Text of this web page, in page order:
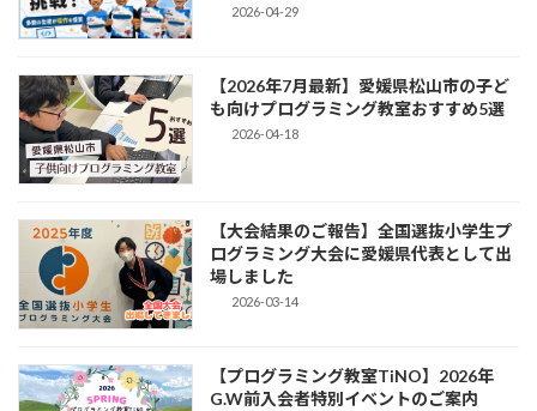
2026-04-29
【2026年7月最新】愛媛県松山市の子ど
も向けプログラミング教室おすすめ5選
2026-04-18
【大会結果のご報告】全国選抜小学生プ
ログラミング大会に愛媛県代表として出
場しました
2026-03-14
【プログラミング教室TiNO】2026年
G.W前入会者特別イベントのご案内